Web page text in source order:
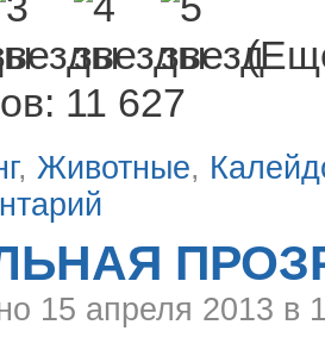
11 627
, Животные,
15 апреля 2013 в